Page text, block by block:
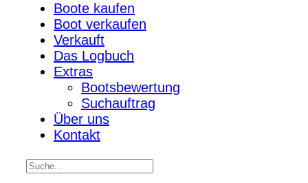
Boote kaufen
Boot verkaufen
Verkauft
Das Logbuch
Extras
Bootsbewertung
Suchauftrag
Über uns
Kontakt